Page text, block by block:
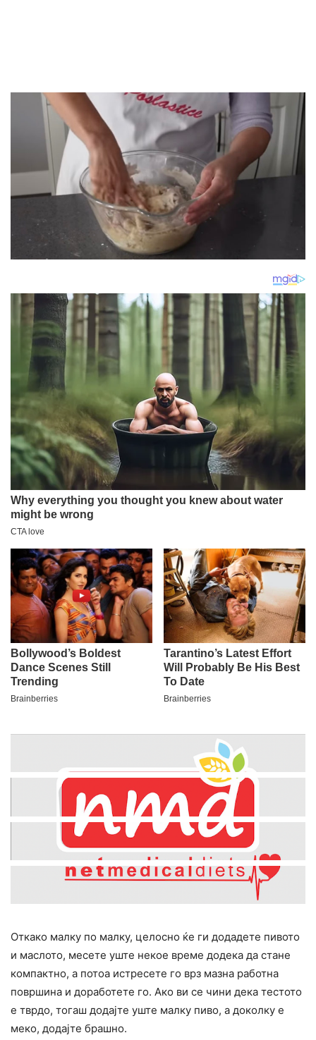
Откако малку по малку, целосно ќе ги додадете пивото
и маслото, месете уште некое време додека да стане
компактно, а потоа истресете го врз мазна работна
површина и доработете го. Ако ви се чини дека тестото
е тврдо, тогаш додајте уште малку пиво, а доколку е
меко, додајте брашно.